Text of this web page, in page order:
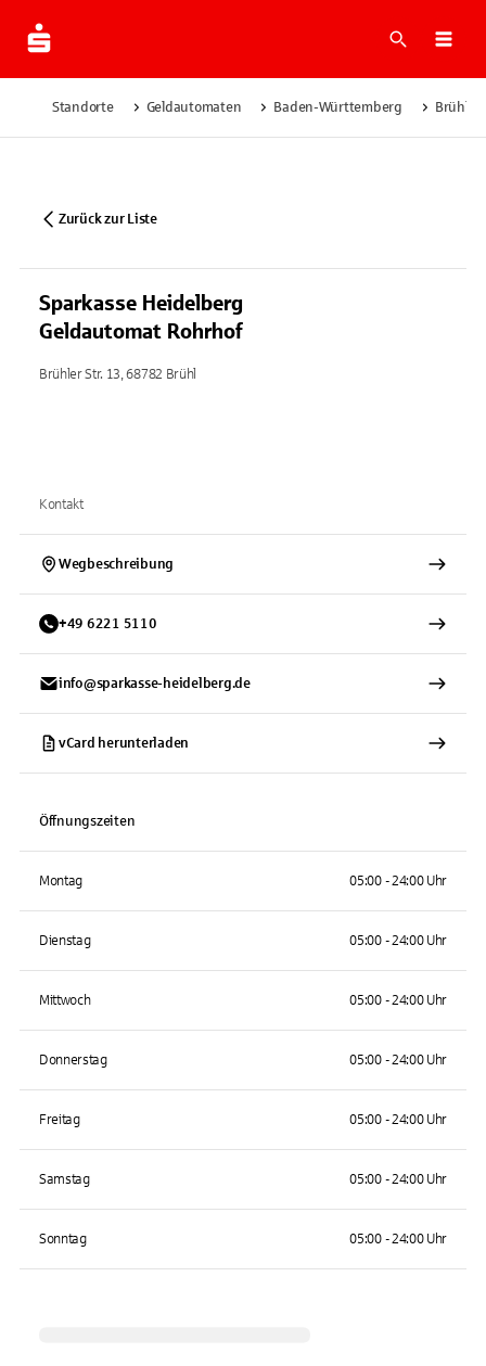
Suche
Standorte Geldautomaten Baden-Württemberg Brühl
Zurück zur Liste
Sparkasse Heidelberg
Geldautomat Rohrhof
Brühler Str. 13, 68782 Brühl
Kontakt
Wegbeschreibung
+49 6221 5110
info@sparkasse-heidelberg.de
vCard herunterladen
Öffnungszeiten
Montag 05:00 - 24:00 Uhr
Dienstag 05:00 - 24:00 Uhr
Mittwoch 05:00 - 24:00 Uhr
Donnerstag 05:00 - 24:00 Uhr
Freitag 05:00 - 24:00 Uhr
Samstag 05:00 - 24:00 Uhr
Sonntag 05:00 - 24:00 Uhr